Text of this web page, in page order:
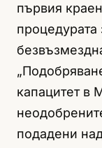
първия
процедурата
капацитет в
подадени